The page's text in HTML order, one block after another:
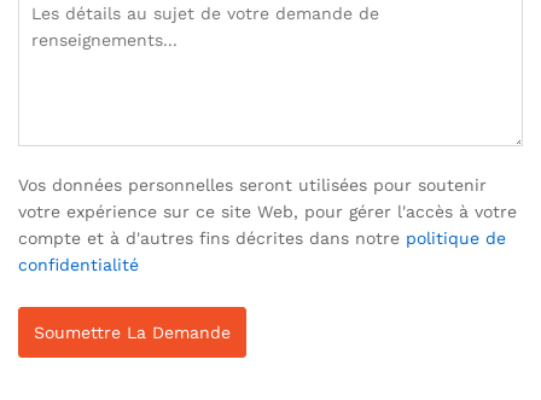
Vos données personnelles seront utilisées pour soutenir
votre expérience sur ce site Web, pour gérer l'accès à votre
compte et à d'autres fins décrites dans notre politique de
confidentialité